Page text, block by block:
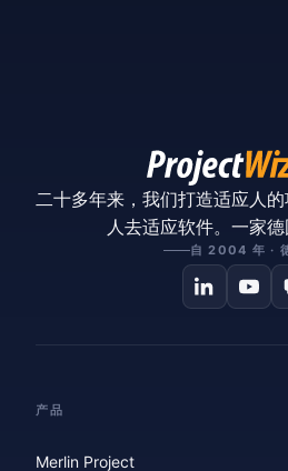
二十多年来，我们打造适应人
人去适应软件。一家德
自 2004 年 ·
产品
Merlin Project